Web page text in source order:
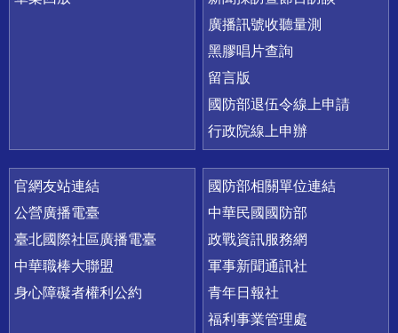
廣播訊號收聽量測
黑膠唱片查詢
留言版
國防部退伍令線上申請
行政院線上申辦
官網友站連結
公營廣播電臺
臺北國際社區廣播電臺
中華職棒大聯盟
身心障礙者權利公約
國防部相關單位連結
中華民國國防部
政戰資訊服務網
軍事新聞通訊社
青年日報社
福利事業管理處